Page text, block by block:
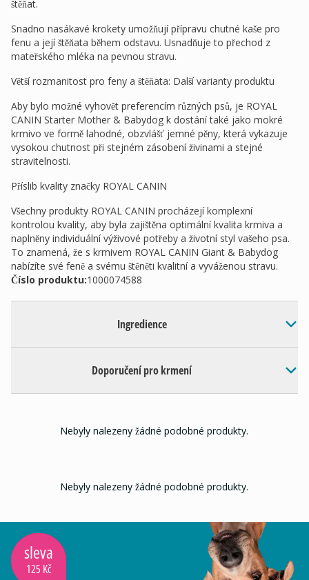
štěňat.
Snadno nasákavé krokety umožňují přípravu chutné kaše pro
fenu a její štěňata během odstavu. Usnadňuje to přechod z
mateřského mléka na pevnou stravu.
Větší rozmanitost pro feny a štěňata: Další varianty produktu
Aby bylo možné vyhovět preferencím různých psů, je ROYAL
CANIN Starter Mother & Babydog k dostání také jako mokré
krmivo ve formě lahodné, obzvlášť jemné pěny, která vykazuje
vysokou chutnost při stejném zásobení živinami a stejné
stravitelnosti.
Příslib kvality značky ROYAL CANIN
Všechny produkty ROYAL CANIN procházejí komplexní
kontrolou kvality, aby byla zajištěna optimální kvalita krmiva a
naplněny individuální výživové potřeby a životní styl vašeho psa.
To znamená, že s krmivem ROYAL CANIN Giant & Babydog
nabízíte své feně a svému štěněti kvalitní a vyváženou stravu.
Číslo produktu:1000074588
Ingredience
Doporučení pro krmení
Nebyly nalezeny žádné podobné produkty.
Nebyly nalezeny žádné podobné produkty.
sleva
125 Kč